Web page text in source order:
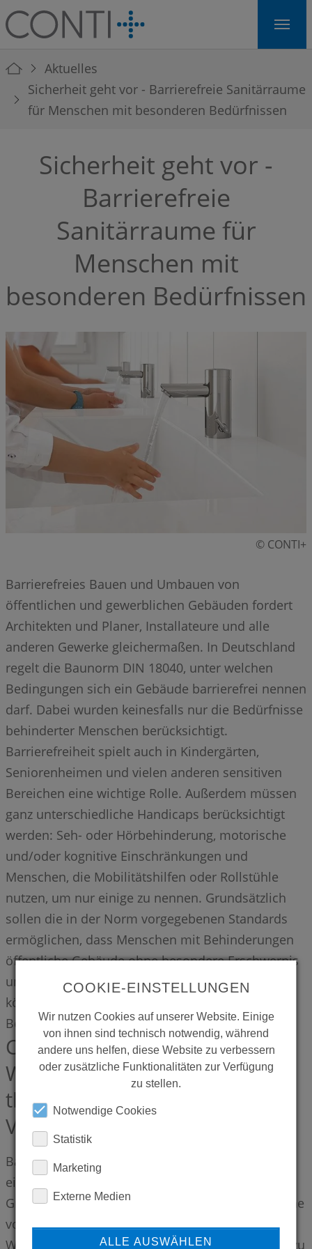
Skip to main navigation
Skip to main content
Skip to page footer
You are here:
Aktuelles
Sicherheit geht vor - Barrierefreie Sanitärraume
für Menschen mit besonderen Bedürfnissen
Sicherheit geht vor -
Barrierefreie
Sanitärraume für
Menschen mit
besonderen Bedürfnissen
© CONTI+
Barrierefreies Bauen und Umbauen von
öffentlichen und gewerblichen Gebäuden fordert
Architekten und Planer, Installateure und alle
anderen Gewerke gleichermaßen. In Deutschland
regelt die Baunorm DIN 18040, unter welchen
Bedingungen sich ein Gebäude barrierefrei nennen
darf. Dabei wurden keinesfalls nur die Bedürfnisse
behinderter Menschen berücksichtigt.
Barrierefreiheit spielt auch in Kindergärten,
Seniorenheimen und vielen anderen sensitiven
Bereichen eine wichtige Rolle. Außerdem müssen
ganz unterschiedliche Handicaps berücksichtigt
werden: Seh- oder Hörbehinderung, motorische
und/oder kognitive Einschränkungen und
Menschen, die Mobilitätshilfen oder Rollstühle
nutzen, um nur einige zu nennen. Grundsätzlich
sollen die in der Norm vorgegebenen Standards
ermöglichen, dass Menschen mit Behinderungen
öffentliche Gebäude ohne besondere Erschwernis
und grundsätzlich ohne fremde Hilfe nutzen
können (§ 4 BGG
Behindertengleichstellungsgesetz).
CONTI+ lino AS L13:
Waschtischarmatur mit
thermostatischem
Verbrühschutz
Barrierefreie Sanitärräume zeichnen sich durch
eine Vielzahl an baulichen Besonderheiten aus:
Grundsätzlich muss ausreichend Bewegungsfläche
vorhanden sein, um den Zugang zu WC´s und
Waschtischen auch mit Rollstuhl oder Gehhilfen zu
COOKIE-EINSTELLUNGEN
Wir nutzen Cookies auf unserer Website. Einige
von ihnen sind technisch notwendig, während
andere uns helfen, diese Website zu verbessern
oder zusätzliche Funktionalitäten zur Verfügung
zu stellen.
Notwendige Cookies
Statistik
Marketing
Externe Medien
ALLE AUSWÄHLEN